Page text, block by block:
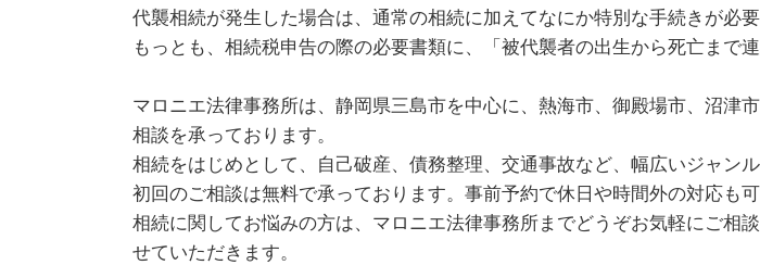
代襲相続が発生した場合は、通常の相続に加えてなにか特別な手続きが必
もっとも、相続税申告の際の必要書類に、「被代襲者の出生から死亡まで
マロニエ法律事務所は、静岡県三島市を中心に、熱海市、御殿場市、沼津
相談を承っております。
相続をはじめとして、自己破産、債務整理、交通事故など、幅広いジャン
初回のご相談は無料で承っております。事前予約で休日や時間外の対応も可
相続に関してお悩みの方は、マロニエ法律事務所までどうぞお気軽にご相
せていただきます。